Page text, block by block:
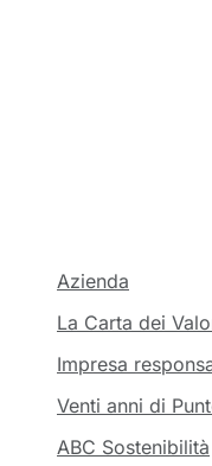
Azienda
La Carta dei
Impresa
Venti anni di
ABC Sostenibilità